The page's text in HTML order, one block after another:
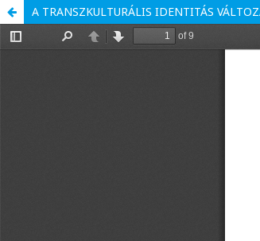
A TRANSZKULTURÁLIS IDENTITÁS